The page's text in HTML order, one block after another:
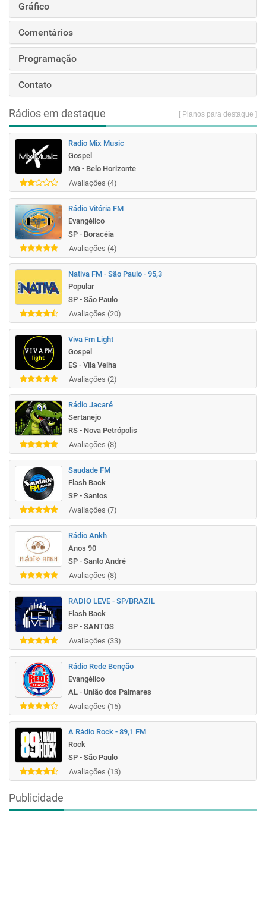
Gráfico
Comentários
Programação
Contato
Rádios em destaque [ Planos para destaque ]
Radio Mix Music
Gospel
MG - Belo Horizonte
Avaliações (4)
Rádio Vitória FM
Evangélico
SP - Boracéia
Avaliações (4)
Nativa FM - São Paulo - 95,3
Popular
SP - São Paulo
Avaliações (20)
Viva Fm Light
Gospel
ES - Vila Velha
Avaliações (2)
Rádio Jacaré
Sertanejo
RS - Nova Petrópolis
Avaliações (8)
Saudade FM
Flash Back
SP - Santos
Avaliações (7)
Rádio Ankh
Anos 90
SP - Santo André
Avaliações (8)
RADIO LEVE - SP/BRAZIL
Flash Back
SP - SANTOS
Avaliações (33)
Rádio Rede Benção
Evangélico
AL - União dos Palmares
Avaliações (15)
A Rádio Rock - 89,1 FM
Rock
SP - São Paulo
Avaliações (13)
Publicidade